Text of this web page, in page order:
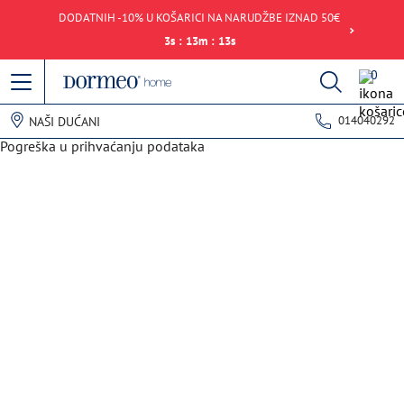
DODATNIH -10% U KOŠARICI NA NARUDŽBE IZNAD 50€
3s : 13m : 13s
0
NAŠI DUĆANI 014040292
Pogreška u prihvaćanju podataka